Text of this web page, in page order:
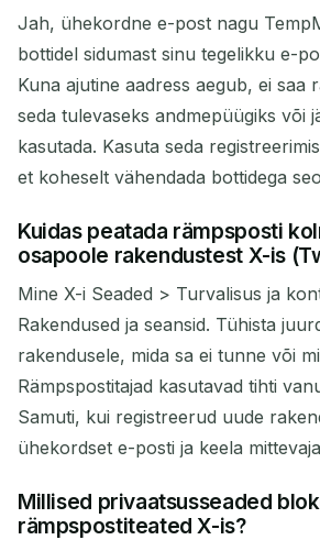
Jah, ühekordne e-post nagu
bottidel sidumast sinu tegelikku e-
Kuna ajutine aadress aegub, ei saa
seda tulevaseks andmepüügiks või
kasutada. Kasuta seda
et koheselt vähendada bottidega
Kuidas peatada rämpsposti
osapoole rakendustest X-is
Mine X-i Seaded > Turvalisus ja
Rakendused ja seansid. Tühista
rakendusele, mida sa ei tunne või
Rämpspostitajad kasutavad tihti
Samuti, kui registreerud uude
ühekordset e-posti ja keela
Millised privaatsusseaded
rämpspostiteated X-is?